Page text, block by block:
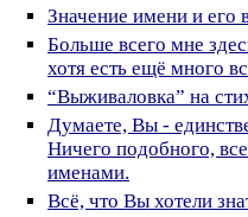
Значение имени и его
Больше всего мне
хотя есть ещё много
“Выживаловка” на
Думаете, Вы -
Ничего подобного,
именами.
Всё, что Вы хотели